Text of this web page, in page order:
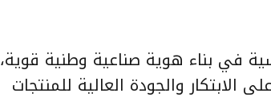
في بناء هوية صناعية وطنية قوية،
والجودة العالية للمنتجات